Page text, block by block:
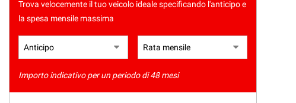
Trova velocemente il tuo veicolo ideale specificando l'anticipo e
la spesa mensile massima
Importo indicativo per un periodo di 48 mesi